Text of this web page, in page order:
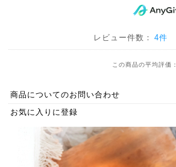
レビュー件数： 4件
この商品の平均評価：
商品についてのお問い合わせ
お気に入りに登録